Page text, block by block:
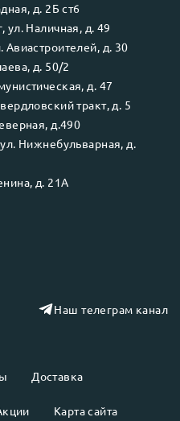
Доставка
Карта сайта
д. 2Б ст6
, ул. Наличная, д. 49
Авиастроителей, д. 30
д. 50/2
д. 47
тракт, д. 5
д.490
Нижнебульварная, д.
д. 21А
Наш телеграм канал